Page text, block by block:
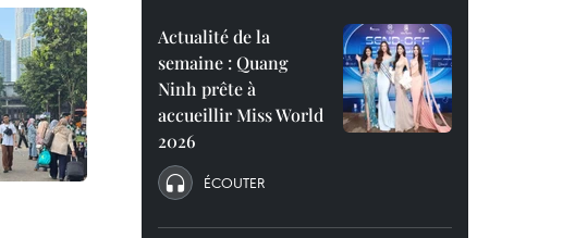
Actualité de la
semaine : Quang
Ninh prête à
accueillir Miss World
2026
ÉCOUTER